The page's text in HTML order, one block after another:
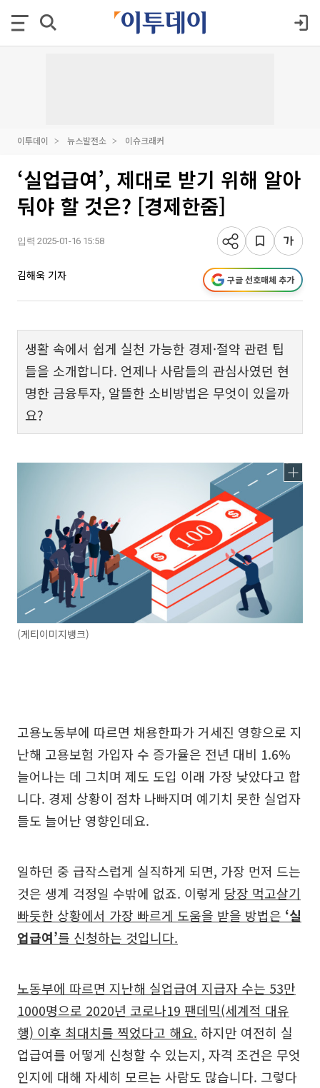
이투데이 뉴스발전소 이슈크래커
‘실업급여’, 제대로 받기 위해 알아
둬야 할 것은? [경제한줌]
입력 2025-01-16 15:58
김해욱 기자 구글 선호매체 추가
생활 속에서 쉽게 실천 가능한 경제·절약 관련 팁
들을 소개합니다. 언제나 사람들의 관심사였던 현
명한 금융투자, 알뜰한 소비방법은 무엇이 있을까
요?
(게티이미지뱅크)
고용노동부에 따르면 채용한파가 거세진 영향으로 지
난해 고용보험 가입자 수 증가율은 전년 대비 1.6%
늘어나는 데 그치며 제도 도입 이래 가장 낮았다고 합
니다. 경제 상황이 점차 나빠지며 예기치 못한 실업자
들도 늘어난 영향인데요.
일하던 중 급작스럽게 실직하게 되면, 가장 먼저 드는
것은 생계 걱정일 수밖에 없죠. 이렇게 당장 먹고살기
빠듯한 상황에서 가장 빠르게 도움을 받을 방법은 ‘실
업급여’를 신청하는 것입니다.
노동부에 따르면 지난해 실업급여 지급자 수는 53만
1000명으로 2020년 코로나19 팬데믹(세계적 대유
행) 이후 최대치를 찍었다고 해요. 하지만 여전히 실
업급여를 어떻게 신청할 수 있는지, 자격 조건은 무엇
인지에 대해 자세히 모르는 사람도 많습니다. 그렇다